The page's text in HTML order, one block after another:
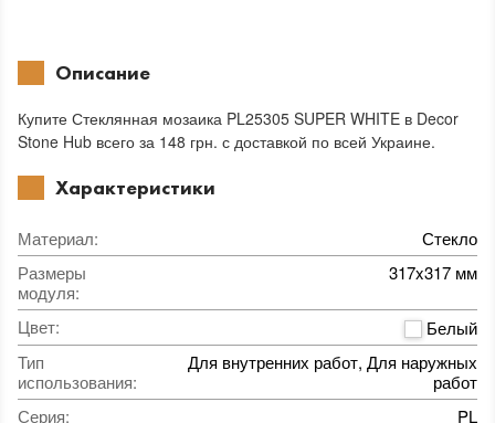
Описание
Купите Стеклянная мозаика PL25305 SUPER WHITE в Decor
Stone Hub всего за 148 грн. с доставкой по всей Украине.
Характеристики
Материал:
Стекло
Размеры
модуля:
317x317 мм
Цвет:
Белый
Тип
использования:
Для внутренних работ, Для наружных
работ
Серия:
PL